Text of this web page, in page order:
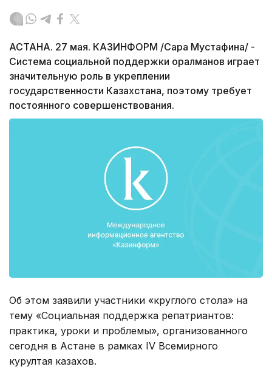
АСТАНА. 27 мая. КАЗИНФОРМ /Сара Мустафина/ -
Система социальной поддержки оралманов играет
значительную роль в укреплении
государственности Казахстана, поэтому требует
постоянного совершенствования.
Об этом заявили участники «круглого стола» на
тему «Социальная поддержка репатриантов:
практика, уроки и проблемы», организованного
сегодня в Астане в рамках IV Всемирного
курултая казахов.